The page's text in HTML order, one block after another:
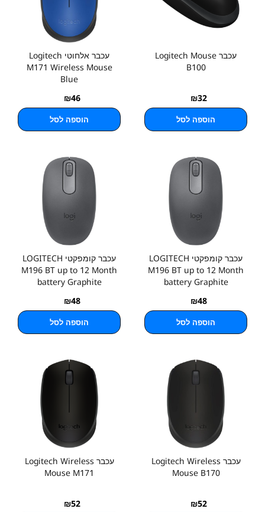
עכבר Logitech Mouse
B100
₪32
הוספה לסל
עכבר אלחוטי Logitech
M171 Wireless Mouse
Blue
₪46
הוספה לסל
עכבר קומפקטי LOGITECH
M196 BT up to 12 Month
battery Graphite
₪48
הוספה לסל
עכבר קומפקטי LOGITECH
M196 BT up to 12 Month
battery Graphite
₪48
הוספה לסל
עכבר Logitech Wireless
Mouse B170
₪52
עכבר Logitech Wireless
Mouse M171
₪52